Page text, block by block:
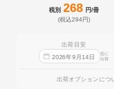
税別 268 円/冊
(税込294円)
出荷目安
2026年9 月 14日
迄に
出荷
出荷オプションにつ